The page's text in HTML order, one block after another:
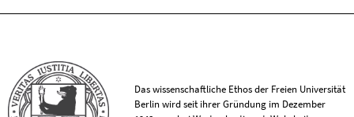
Das wissenschaftliche Ethos der Freien Universität
Berlin wird seit ihrer Gründung im Dezember